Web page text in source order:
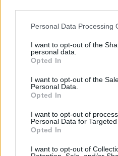
Please note that this website/
not limited to your visit or
grant or deny consent to
use your data for below
consent section.
Personal Data Processing
I want to opt-out of the
personal data.
Opted In
I want to opt-out of the
Personal Data.
Opted In
I want to opt-out of
Personal Data for Targeted
Opted In
I want to opt-out of
„beszürkül”. Felmerült
narancssárga helyett
közlekedésrendészet.
is vizsgálták, hogy van-
jutottak, hogy nincs.
gyakran halálos